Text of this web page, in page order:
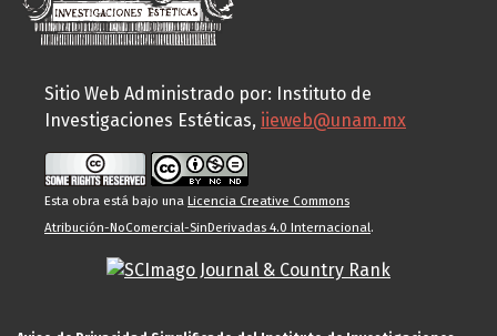
Sitio Web Administrado por: Instituto de
Investigaciones Estéticas, iieweb@unam.mx
Esta obra está bajo una Licencia Creative Commons
Atribución-NoComercial-SinDerivadas 4.0 Internacional.